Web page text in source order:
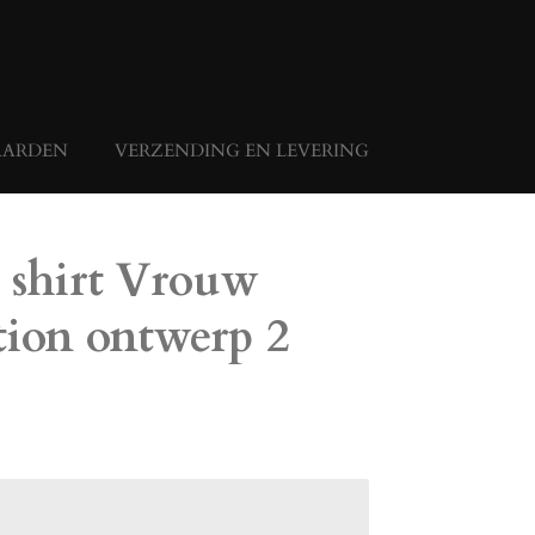
VERZENDING EN LEVERING
Vrouw
ontwerp 2